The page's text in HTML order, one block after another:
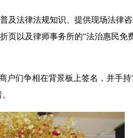
法律法规知识、提供现场法律咨
页以及律师事务所的“法治惠民免
们争相在背景板上签名，并手持